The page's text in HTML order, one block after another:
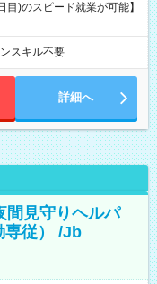
)のスピード就業が可能】
スキル不要
詳細へ
間見守りヘルパ
専従） /Jb